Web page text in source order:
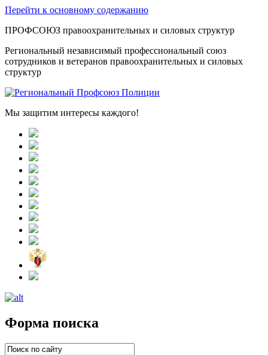
Перейти к основному содержанию
ПРОФСОЮЗ правоохранительных и силовых структур
Региональный независимый профессиональный союз
сотрудников и ветеранов правоохранительных и силовых
структур
Мы защитим интересы каждого!
Форма поиска